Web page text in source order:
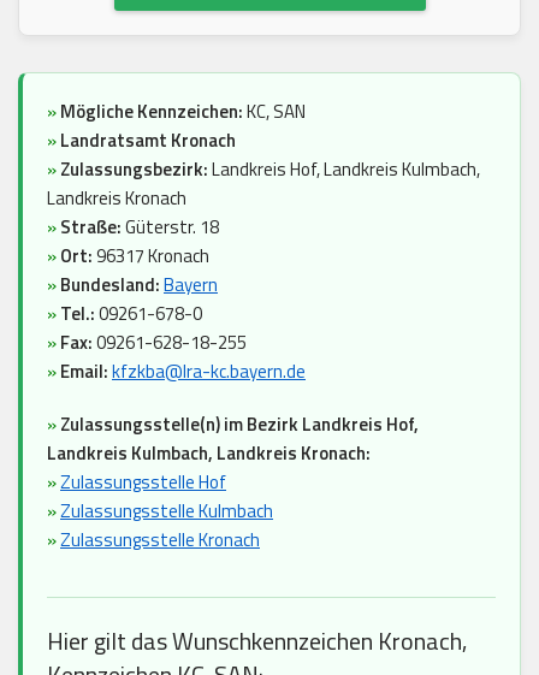
»Mögliche Kennzeichen:KC, SAN
»Landratsamt Kronach
»Zulassungsbezirk:Landkreis Hof, Landkreis Kulmbach,
Landkreis Kronach
»Straße:Güterstr. 18
»Ort:96317 Kronach
»Bundesland:Bayern
»Tel.:09261-678-0
»Fax:09261-628-18-255
»Email:kfzkba@lra-kc.bayern.de
»Zulassungsstelle(n) im Bezirk Landkreis Hof,
Landkreis Kulmbach, Landkreis Kronach:
»Zulassungsstelle Hof
»Zulassungsstelle Kulmbach
»Zulassungsstelle Kronach
Hier gilt das Wunschkennzeichen Kronach,